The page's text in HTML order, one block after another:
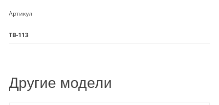
Артикул
ТВ-113
Другие модели